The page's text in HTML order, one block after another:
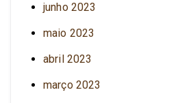
junho 2023
maio 2023
abril 2023
março 2023